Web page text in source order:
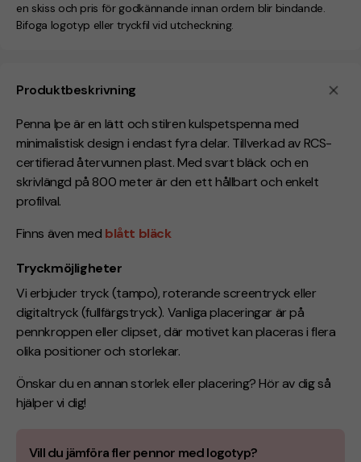
Produktbeskrivning
Penna Ipe är en lätt och stilren kulspetspenna med
minimalistisk design i endast fyra delar. Tillverkad av RCS-
certifierad återvunnen plast. Med svart bläck och en
skrivlängd på 800 meter är den ett hållbart och enkelt
profilval.
Finns även med blått bläck
Tryckmöjligheter
Vi erbjuder tryck (tampo), roterande screentryck eller
digitaltryck (fullfärgstryck). Vanliga placeringar är på
pennkroppen eller clipset, där motivet kan placeras i flera
olika positioner och storlekar.
Önskar du en annan storlek eller placering? Hör av dig så
hjälper vi dig!
Vill du jämföra fler pennor med logotyp?
en skiss och pris för godkännande innan ordern blir bindande.
Bifoga logotyp eller tryckfil vid utcheckning.